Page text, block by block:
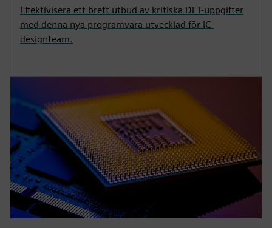
Effektivisera ett brett utbud av kritiska DFT-uppgifter
med denna nya programvara utvecklad för IC-
designteam.